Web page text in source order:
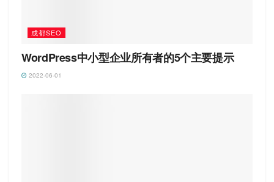
成都SEO
WordPress中小型企业所有者的5个主要提示
2022-06-01